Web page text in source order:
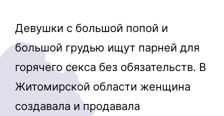
Девушки с большой попой и
большой грудью ищут парней для
горячего секса без обязательств. В
Житомирской области женщина
создавала и продавала